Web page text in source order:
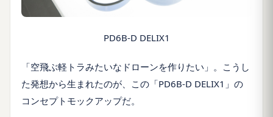
PD6B-D DELIX1
「空飛ぶ軽トラみたいなドローンを作りたい」。こうし
た発想から生まれたのが、この「PD6B-D DELIX1」の
コンセプトモックアップだ。